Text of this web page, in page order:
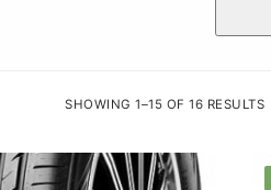
SHOWING 1–15 OF 16 RESULTS
SORTED
LOW
TO
HIGH